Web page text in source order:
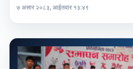
७ असार २०८३, आईतवार १३:४९